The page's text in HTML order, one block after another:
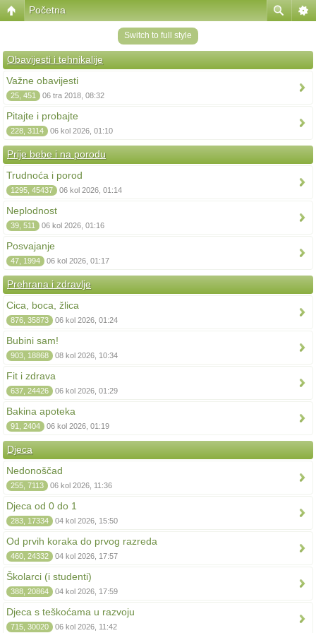
Početna
Switch to full style
Obavijesti i tehnikalije
Važne obavijesti
25, 451 06 tra 2018, 08:32
Pitajte i probajte
228, 3114 06 kol 2026, 01:10
Prije bebe i na porodu
Trudnoća i porod
1295, 45437 06 kol 2026, 01:14
Neplodnost
39, 511 06 kol 2026, 01:16
Posvajanje
47, 1994 06 kol 2026, 01:17
Prehrana i zdravlje
Cica, boca, žlica
876, 35873 06 kol 2026, 01:24
Bubini sam!
903, 18868 08 kol 2026, 10:34
Fit i zdrava
637, 24426 06 kol 2026, 01:29
Bakina apoteka
91, 2404 06 kol 2026, 01:19
Djeca
Nedonoščad
255, 7113 06 kol 2026, 11:36
Djeca od 0 do 1
283, 17334 04 kol 2026, 15:50
Od prvih koraka do prvog razreda
460, 24332 04 kol 2026, 17:57
Školarci (i studenti)
388, 20864 04 kol 2026, 17:59
Djeca s teškoćama u razvoju
715, 30020 06 kol 2026, 11:42